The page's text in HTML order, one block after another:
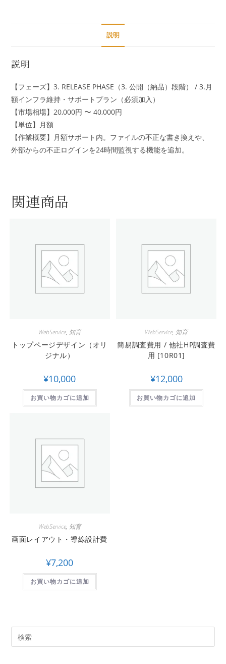
説明
説明
【フェーズ】3. RELEASE PHASE（3. 公開（納品）段階​） / 3.月
額インフラ維持・サポートプラン（必須加入）
【市場相場】20,000円 〜 40,000円
【単位】月額
【作業概要】月額サポート内。ファイルの不正な書き換えや、
外部からの不正ログインを24時間監視する機能を追加。
関連商品
WebService, 知育
トップページデザイン（オリ
ジナル）
¥10,000
お買い物カゴに追加
WebService, 知育
簡易調査費用 / 他社HP調査費
用 [10R01]
¥12,000
お買い物カゴに追加
WebService, 知育
画面レイアウト・導線設計費
¥7,200
お買い物カゴに追加